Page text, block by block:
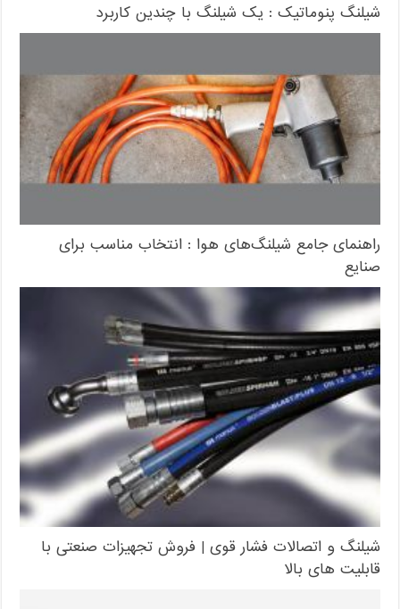
شیلنگ پنوماتیک : یک شیلنگ با چندین کاربرد
راهنمای جامع شیلنگ‌های هوا : انتخاب مناسب برای
صنایع
شیلنگ و اتصالات فشار قوی | فروش تجهیزات صنعتی با
قابلیت های بالا